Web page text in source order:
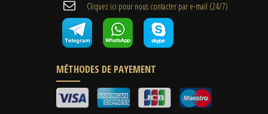
Cliquez ici pour nous contacter par e-mail (24/7)
MÉTHODES DE PAYEMENT